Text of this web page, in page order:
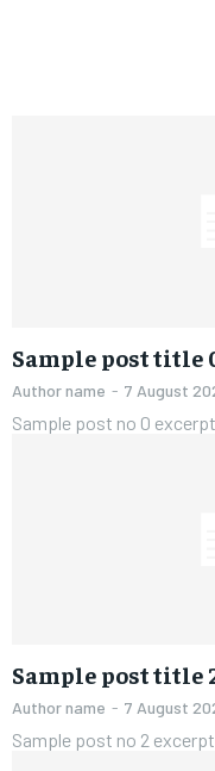
Sample post title
Author name - 7 August
Sample post no 0 excerpt.
Sample post title
Author name - 7 August
Sample post no 2